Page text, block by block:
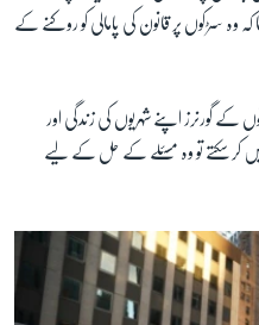
وہ سڑکوں پر قانون کی پامالی کو روکنے کے
کے گورنرز اپنے شہریوں کی زندگی اور
سکتے تو وہ مسئلے کے حل کے لیے